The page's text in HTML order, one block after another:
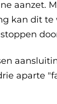
aanzet.
kan dit te
aparte